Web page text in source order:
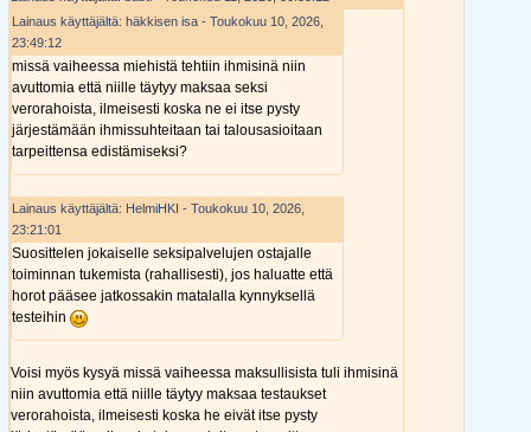
Lainaus käyttäjältä: häkkisen isa - Toukokuu 10, 2026,
23:49:12
missä vaiheessa miehistä tehtiin ihmisinä niin
avuttomia että niille täytyy maksaa seksi
verorahoista, ilmeisesti koska ne ei itse pysty
järjestämään ihmissuhteitaan tai talousasioitaan
tarpeittensa edistämiseksi?
Lainaus käyttäjältä: HelmiHKI - Toukokuu 10, 2026,
23:21:01
Suosittelen jokaiselle seksipalvelujen ostajalle
toiminnan tukemista (rahallisesti), jos haluatte että
horot pääsee jatkossakin matalalla kynnyksellä
testeihin
Voisi myös kysyä missä vaiheessa maksullisista tuli ihmisinä
niin avuttomia että niille täytyy maksaa testaukset
verorahoista, ilmeisesti koska he eivät itse pysty